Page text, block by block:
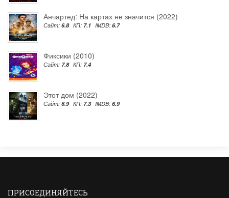
Анчартед: На картах не значится (2022)
Сайт: 6.8 КП: 7.1 IMDB: 6.7
Фиксики (2010)
Сайт: 7.8 КП: 7.4
Этот дом (2022)
Сайт: 6.9 КП: 7.3 IMDB: 6.9
ПРИСОЕДИНЯЙТЕСЬ